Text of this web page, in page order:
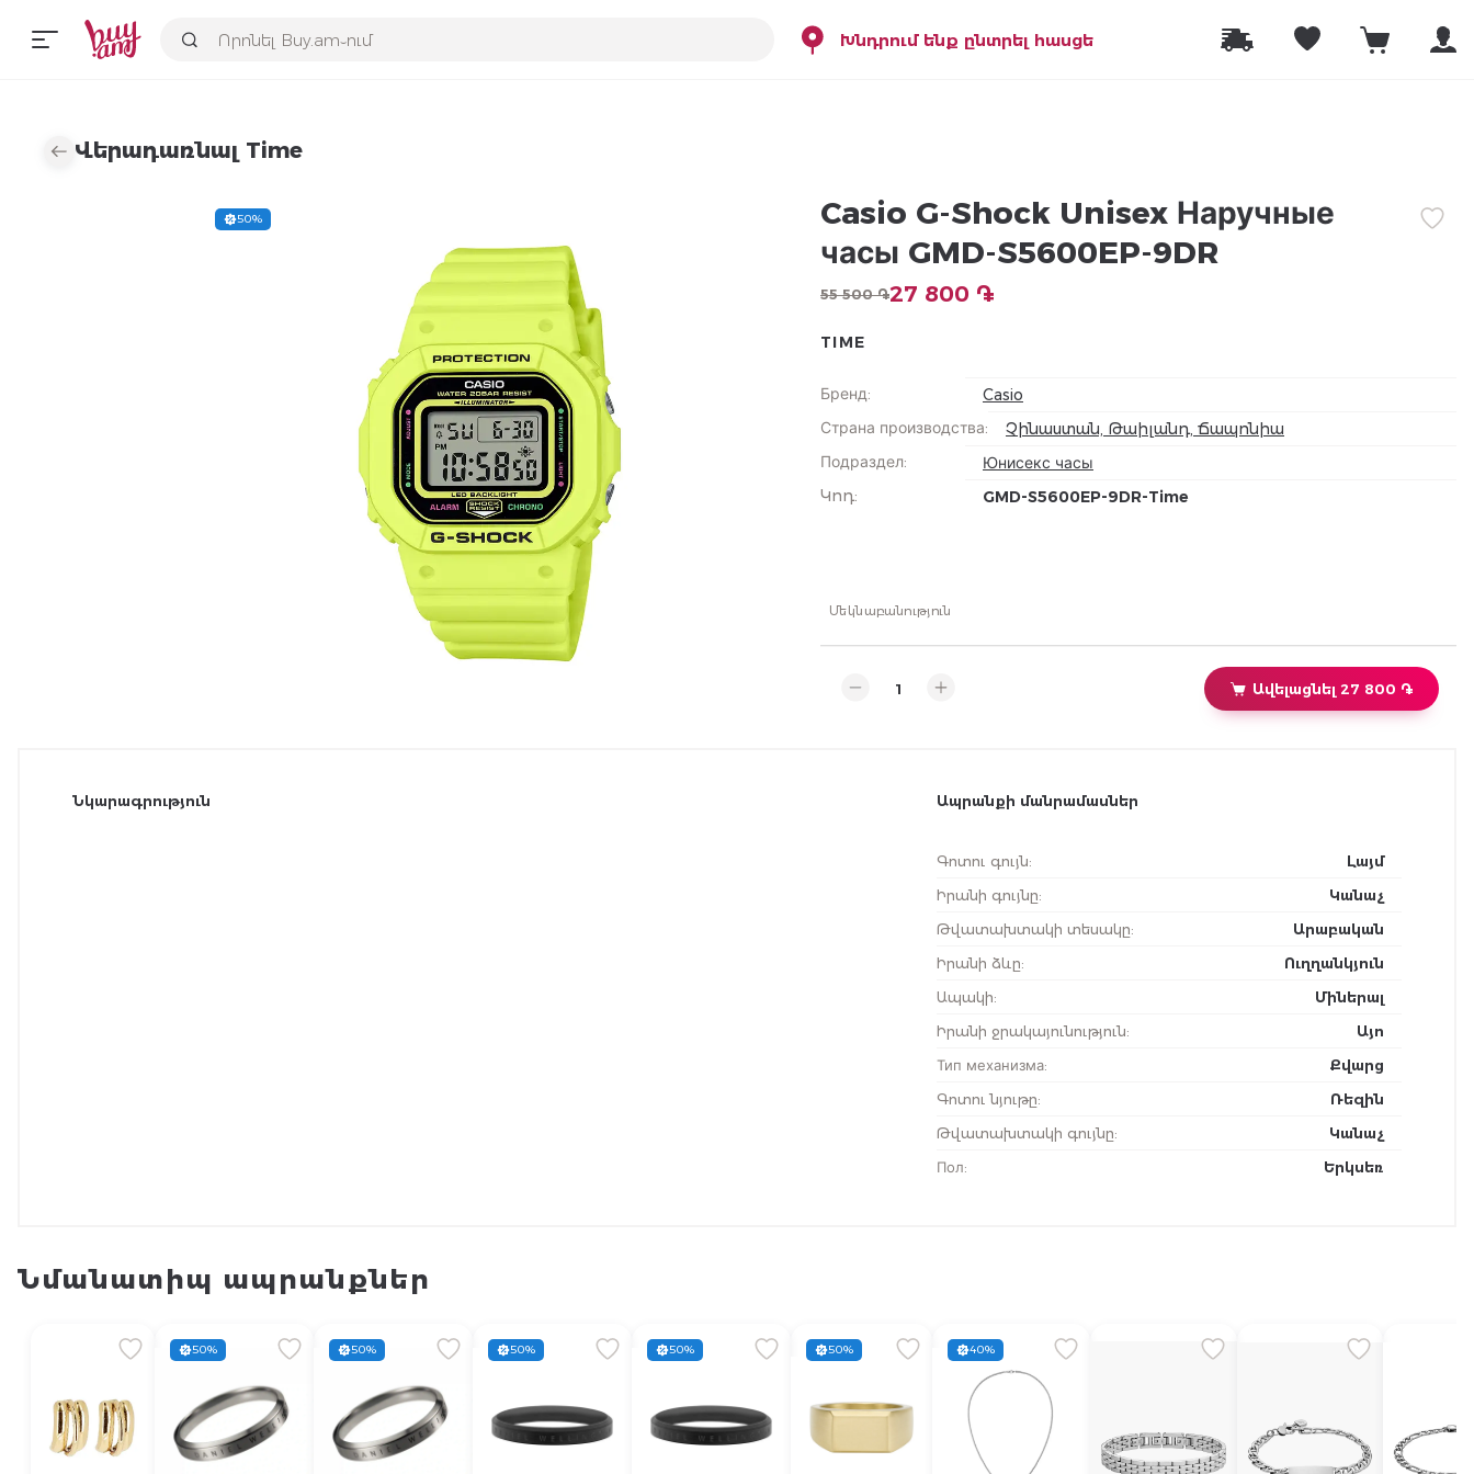
Խնդրում ենք ընտրել հասցե
Վերադառնալ Time
50%
Casio G-Shock Unisex Наручные
часы GMD-S5600EP-9DR
55 500 ֏27 800 ֏
TIME
Бренд:
Casio
Страна производства:
Չինաստան, Թաիլանդ, Ճապոնիա
Подраздел:
Юнисекс часы
Կոդ: GMD-S5600EP-9DR-Time
Մեկնաբանություն
Ավելացնել 27 800 ֏
Նկարագրություն Ապրանքի մանրամասներ
Գոտու գույն:
Լայմ
Իրանի գույնը:
Կանաչ
Թվատախտակի տեսակը:
Արաբական
Իրանի ձևը:
Ուղղանկյուն
Ապակի:
Միներալ
Իրանի ջրակայունություն:
Այո
Тип механизма:
Քվարց
Գոտու նյութը:
Ռեզին
Թվատախտակի գույնը:
Կանաչ
Пол: Երկսեռ
Նմանատիպ ապրանքներ
50% 50% 50% 50% 50% 40%